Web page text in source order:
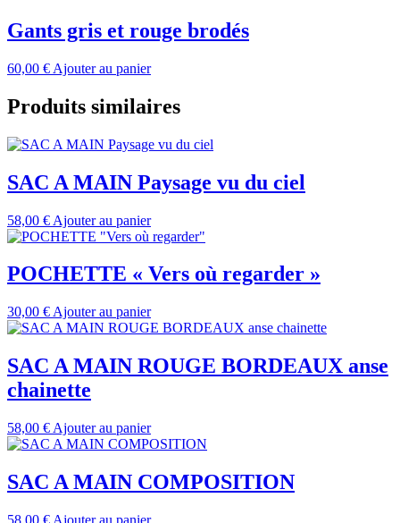
Gants gris et rouge brodés
60,00 € Ajouter au panier
Produits similaires
SAC A MAIN Paysage vu du ciel
58,00 € Ajouter au panier
POCHETTE « Vers où regarder »
30,00 € Ajouter au panier
SAC A MAIN ROUGE BORDEAUX anse
chainette
58,00 € Ajouter au panier
SAC A MAIN COMPOSITION
58,00 € Ajouter au panier